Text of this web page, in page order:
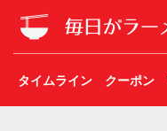
タイムライン クーポン